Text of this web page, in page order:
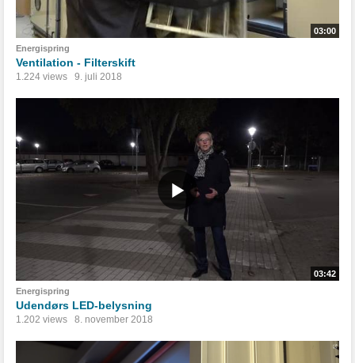
03:00
Energispring
Ventilation - Filterskift
1.224 views 9. juli 2018
03:42
Energispring
Udendørs LED-belysning
1.202 views 8. november 2018